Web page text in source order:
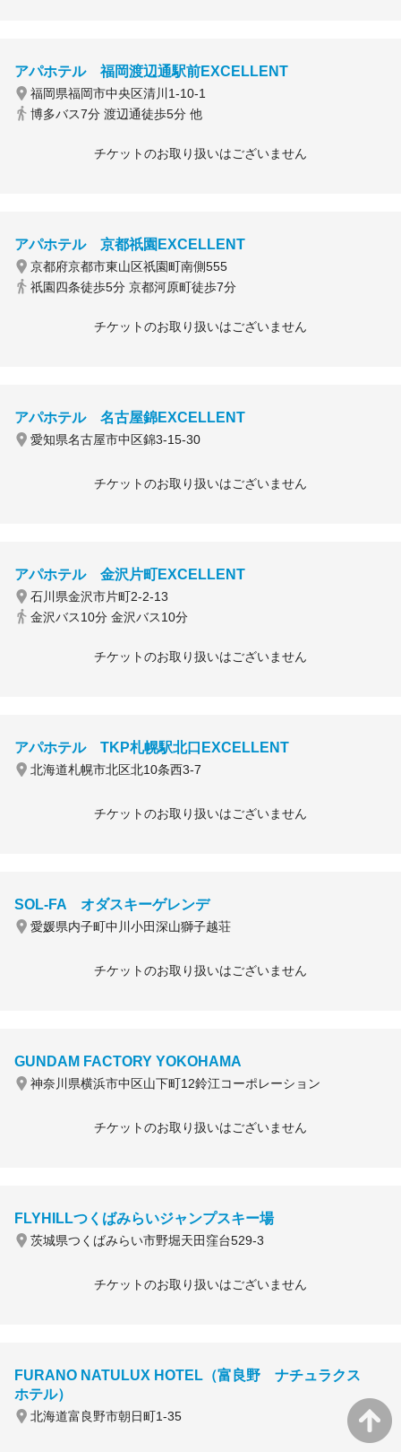
アパホテル 福岡渡辺通駅前EXCELLENT
福岡県福岡市中央区清川1-10-1
博多バス7分 渡辺通徒歩5分 他
チケットのお取り扱いはございません
アパホテル 京都祇園EXCELLENT
京都府京都市東山区祇園町南側555
祇園四条徒歩5分 京都河原町徒歩7分
チケットのお取り扱いはございません
アパホテル 名古屋錦EXCELLENT
愛知県名古屋市中区錦3-15-30
チケットのお取り扱いはございません
アパホテル 金沢片町EXCELLENT
石川県金沢市片町2-2-13
金沢バス10分 金沢バス10分
チケットのお取り扱いはございません
アパホテル TKP札幌駅北口EXCELLENT
北海道札幌市北区北10条西3-7
チケットのお取り扱いはございません
SOL-FA オダスキーゲレンデ
愛媛県内子町中川小田深山獅子越荘
チケットのお取り扱いはございません
GUNDAM FACTORY YOKOHAMA
神奈川県横浜市中区山下町12鈴江コーポレーション
チケットのお取り扱いはございません
FLYHILLつくばみらいジャンプスキー場
茨城県つくばみらい市野堀天田窪台529-3
チケットのお取り扱いはございません
FURANO NATULUX HOTEL（富良野 ナチュラクス
ホテル）
北海道富良野市朝日町1-35